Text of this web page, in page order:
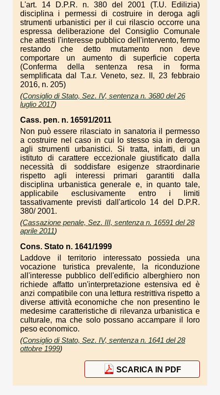
L'art. 14 D.P.R. n. 380 del 2001 (T.U. Edilizia)
disciplina i permessi di costruire in deroga agli
strumenti urbanistici per il cui rilascio occorre una
espressa deliberazione del Consiglio Comunale
che attesti l'interesse pubblico dell'intervento, fermo
restando che detto mutamento non deve
comportare un aumento di superficie coperta
(Conferma della sentenza resa in forma
semplificata dal T.a.r. Veneto, sez. II, 23 febbraio
2016, n. 205)
(Consiglio di Stato, Sez. IV, sentenza n. 3680 del 26
luglio 2017)
Cass. pen. n. 16591/2011
Non può essere rilasciato in sanatoria il permesso
a costruire nel caso in cui lo stesso sia in deroga
agli strumenti urbanistici. Si tratta, infatti, di un
istituto di carattere eccezionale giustificato dalla
necessità di soddisfare esigenze straordinarie
rispetto agli interessi primari garantiti dalla
disciplina urbanistica generale e, in quanto tale,
applicabile esclusivamente entro i limiti
tassativamente previsti dall'articolo 14 del D.P.R.
380/ 2001.
(Cassazione penale, Sez. III, sentenza n. 16591 del 28
aprile 2011)
Cons. Stato n. 1641/1999
Laddove il territorio interessato possieda una
vocazione turistica prevalente, la riconduzione
all'interesse pubblico dell'edificio alberghiero non
richiede affatto un'interpretazione estensiva ed è
anzi compatibile con una lettura restrittiva rispetto a
diverse attività economiche che non presentino le
medesime caratteristiche di rilevanza urbanistica e
culturale, ma che solo possano accampare il loro
peso economico.
(Consiglio di Stato, Sez. IV, sentenza n. 1641 del 28
ottobre 1999)
SCARICA IN PDF